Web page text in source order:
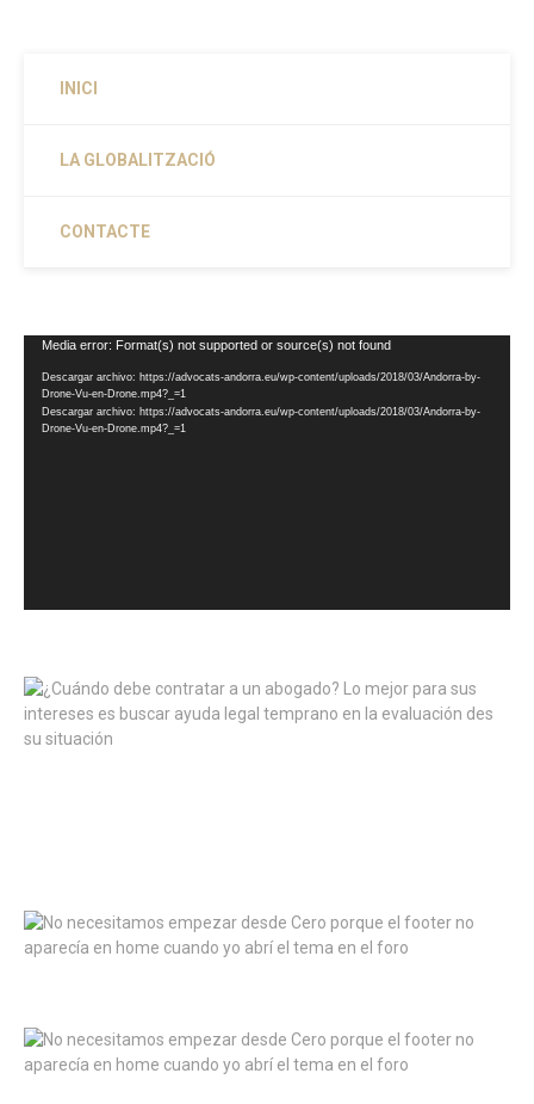
INICI
LA GLOBALITZACIÓ
CONTACTE
Reproductor
vídeo
Media error: Format(s) not supported or source(s) not found
Descargar archivo: https://advocats-andorra.eu/wp-content/uploads/2018/03/Andorra-by-
Drone-Vu-en-Drone.mp4?_=1
Descargar archivo: https://advocats-andorra.eu/wp-content/uploads/2018/03/Andorra-by-
Drone-Vu-en-Drone.mp4?_=1